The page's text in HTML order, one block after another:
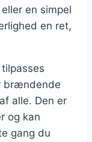
en simpel
en ret,
brændende
alle. Den er
og kan
gang du